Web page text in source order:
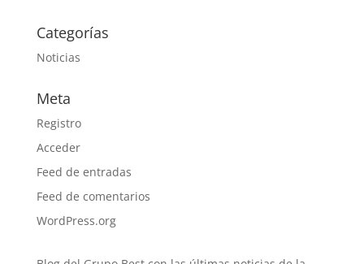
Categorías
Noticias
Meta
Registro
Acceder
Feed de entradas
Feed de comentarios
WordPress.org